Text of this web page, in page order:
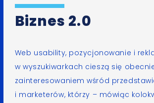
Biznes 2.0
Web usability, pozycjonowanie i
w wyszukiwarkach cieszą się
zainteresowaniem wśród
i marketerów, którzy – mówiąc